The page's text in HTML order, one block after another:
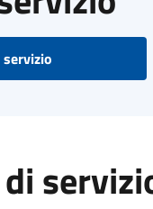
servizio